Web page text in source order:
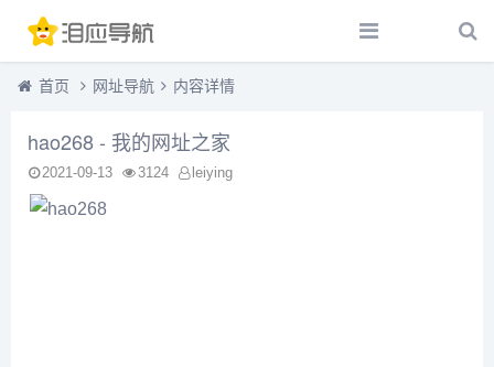
首页 网址导航 内容详情
hao268 - 我的网址之家
2021-09-13 3124 leiying